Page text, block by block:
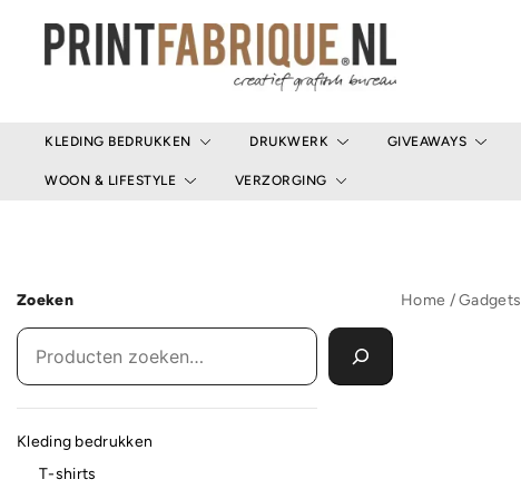
KLEDING BEDRUKKEN DRUKWERK GIVEAWAYS
WOON & LIFESTYLE VERZORGING
Home /Gadgets
Zoeken
Kleding bedrukken
T-shirts